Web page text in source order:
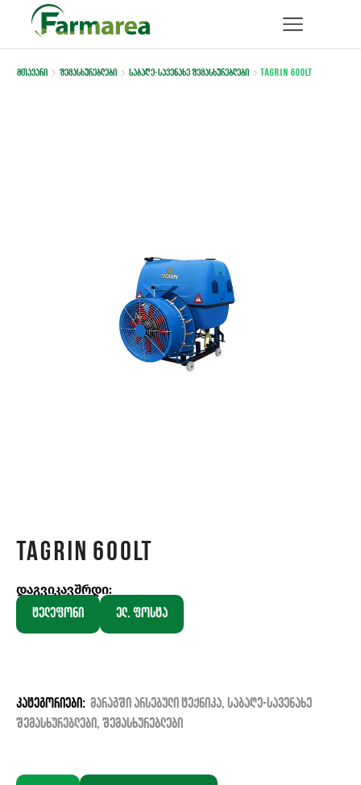
მთავარი შემასხურებლები საბაღე-სავენახე შემასხურებლები Tagrin 600lt
Tagrin 600lt
დაგვიკავშრდი:
ტელეფონი
ელ. ფოსტა
კატეგორიები: მარაგში არსებული ტექნიკა, საბაღე-სავენახე
შემასხურებლები, შემასხურებლები